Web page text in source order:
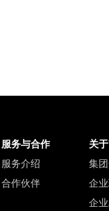
服务与合作 关
服务介绍 集
合作伙伴 企
企